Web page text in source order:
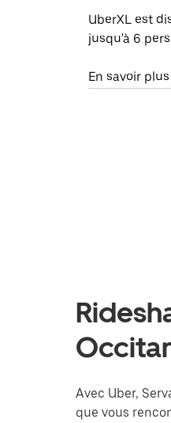
UberXL est
jusqu'à 6
En savoir
Avec Uber,
que vous